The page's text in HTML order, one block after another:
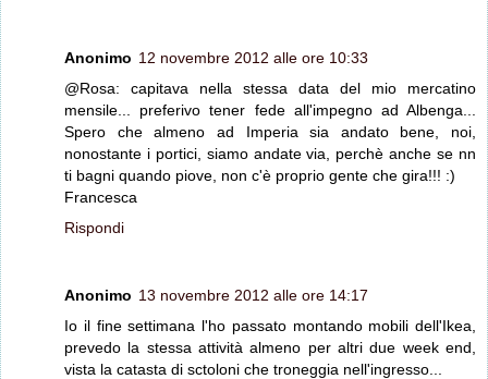
Anonimo 12 novembre 2012 alle ore 10:33
@Rosa: capitava nella stessa data del mio mercatino
mensile... preferivo tener fede all'impegno ad Albenga...
Spero che almeno ad Imperia sia andato bene, noi,
nonostante i portici, siamo andate via, perchè anche se nn
ti bagni quando piove, non c'è proprio gente che gira!!! :)
Francesca
Rispondi
Anonimo 13 novembre 2012 alle ore 14:17
Io il fine settimana l'ho passato montando mobili dell'Ikea,
prevedo la stessa attività almeno per altri due week end,
vista la catasta di sctoloni che troneggia nell'ingresso...